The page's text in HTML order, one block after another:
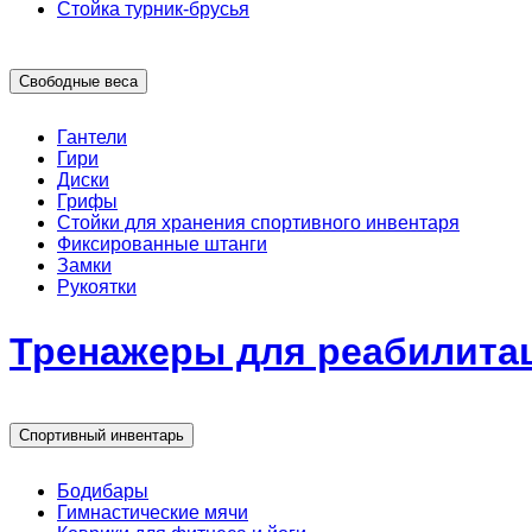
Стойка турник-брусья
Свободные веса
Гантели
Гири
Диски
Грифы
Стойки для хранения спортивного инвентаря
Фиксированные штанги
Замки
Рукоятки
Тренажеры для
Спортивный инвентарь
Бодибары
Гимнастические мячи